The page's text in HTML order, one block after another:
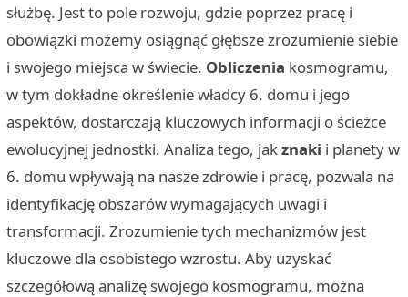
służbę. Jest to pole rozwoju, gdzie poprzez pracę i
obowiązki możemy osiągnąć głębsze zrozumienie siebie
i swojego miejsca w świecie. Obliczenia kosmogramu,
w tym dokładne określenie władcy 6. domu i jego
aspektów, dostarczają kluczowych informacji o ścieżce
ewolucyjnej jednostki. Analiza tego, jakznaki i planety w
6. domu wpływają na nasze zdrowie i pracę, pozwala na
identyfikację obszarów wymagających uwagi i
transformacji. Zrozumienie tych mechanizmów jest
kluczowe dla osobistego wzrostu. Aby uzyskać
szczegółową analizę swojego kosmogramu, można